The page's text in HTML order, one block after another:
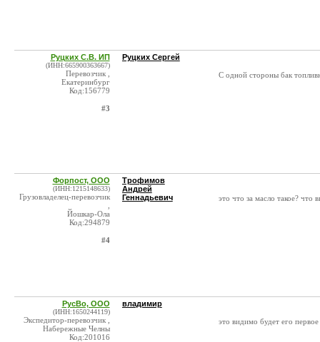
Руцких С.В. ИП
(ИНН:665900363667)
Перевозчик ,
Екатеринбург
Код:156779
#3
Руцких Сергей
С одной стороны бак
Форпост, ООО
(ИНН:1215148633)
Грузовладелец-перевозчик
Йошкар-Ола
Код:294879
#4
Трофимов
Андрей
Геннадьевич
это что за масло такое? что
РусВо, ООО
(ИНН:1650244119)
Экспедитор-перевозчик ,
Набережные Челны
Код:201016
владимир
это видимо будет его